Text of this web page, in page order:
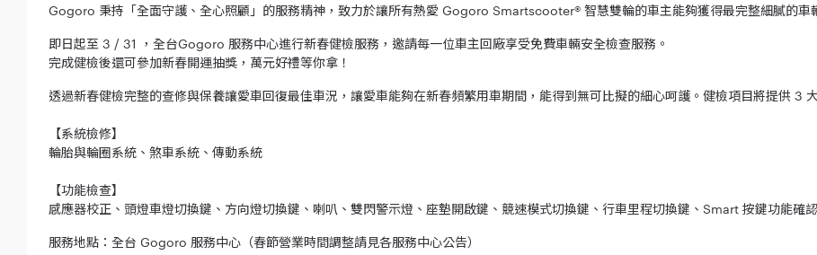
Gogoro 秉持「全面守護、全心照顧」的服務精神，致力於讓所有熱愛 Gogoro Smartscooter® 智慧雙輪的車主能夠獲得最完整細膩的車
即日起至 3 / 31 ，全台Gogoro 服務中心進行新春健檢服務，邀請每一位車主回廠享受免費車輛安全檢查服務。
完成健檢後還可參加新春開運抽獎，萬元好禮等你拿！
透過新春健檢完整的查修與保養讓愛車回復最佳車況，讓愛車能夠在新春頻繁用車期間，能得到無可比擬的細心呵護。健檢項目將提供 3
【系統檢修】
輪胎與輪圈系統、煞車系統、傳動系統
【功能檢查】
感應器校正、頭燈車燈切換鍵、方向燈切換鍵、喇叭、雙閃警示燈、座墊開啟鍵、競速模式切換鍵、行車里程切換鍵、Smart 按鍵功能確
服務地點：全台 Gogoro 服務中心（春節營業時間調整請見各服務中心公告）